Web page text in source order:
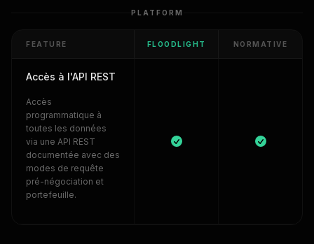
PLATFORM
FEATURE FLOODLIGHT NORMATIVE
Accès à l'API REST
Accès
programmatique à
toutes les données
via une API REST
documentée avec des
modes de requête
pré-négociation et
portefeuille.